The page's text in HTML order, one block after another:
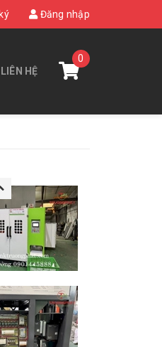
Đăng nhập
LIÊN HỆ
0